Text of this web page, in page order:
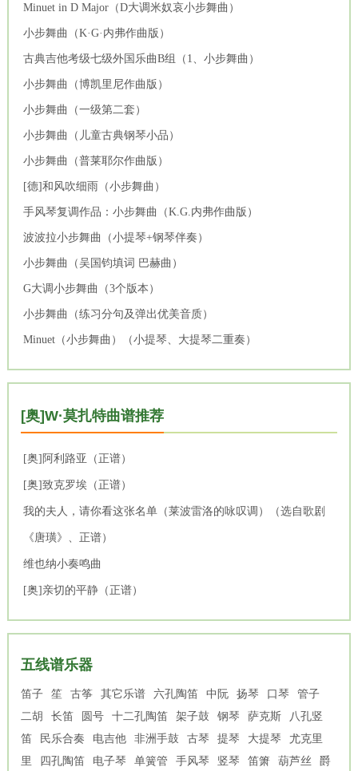
Minuet in D Major（D大调米奴哀小步舞曲）
小步舞曲（K·G·内弗作曲版）
古典吉他考级七级外国乐曲B组（1、小步舞曲）
小步舞曲（博凯里尼作曲版）
小步舞曲（一级第二套）
小步舞曲（儿童古典钢琴小品）
小步舞曲（普莱耶尔作曲版）
[德]和风吹细雨（小步舞曲）
手风琴复调作品：小步舞曲（K.G.内弗作曲版）
波波拉小步舞曲（小提琴+钢琴伴奏）
小步舞曲（吴国钧填词 巴赫曲）
G大调小步舞曲（3个版本）
小步舞曲（练习分句及弹出优美音质）
Minuet（小步舞曲）（小提琴、大提琴二重奏）
[奥]W·莫扎特曲谱推荐
[奥]阿利路亚（正谱）
[奥]致克罗埃（正谱）
我的夫人，请你看这张名单（莱波雷洛的咏叹调）（选自歌剧
《唐璜》、正谱）
维也纳小奏鸣曲
[奥]亲切的平静（正谱）
五线谱乐器
笛子 笙 古筝 其它乐谱 六孔陶笛 中阮 扬琴 口琴
管子
二胡
长笛 圆号 十二孔陶笛 架子鼓 钢琴 萨克斯
八孔竖
笛
民乐合奏 电吉他 非洲手鼓 古琴 提琴 大提琴
尤克里
里
四孔陶笛 电子琴 单簧管 手风琴 竖琴 笛箫 葫芦丝 爵